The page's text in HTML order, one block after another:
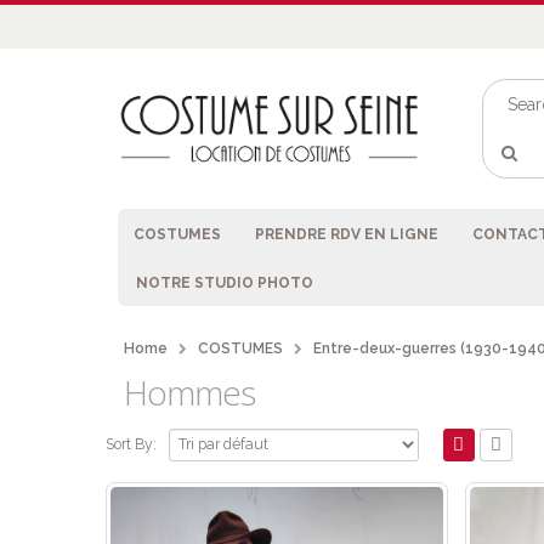
COSTUMES PRENDRE RDV EN LIGNE
NOTRE STUDIO PHOTO
Home COSTUMES Entre-deux-guerres (1930-
Hommes
Sort By: